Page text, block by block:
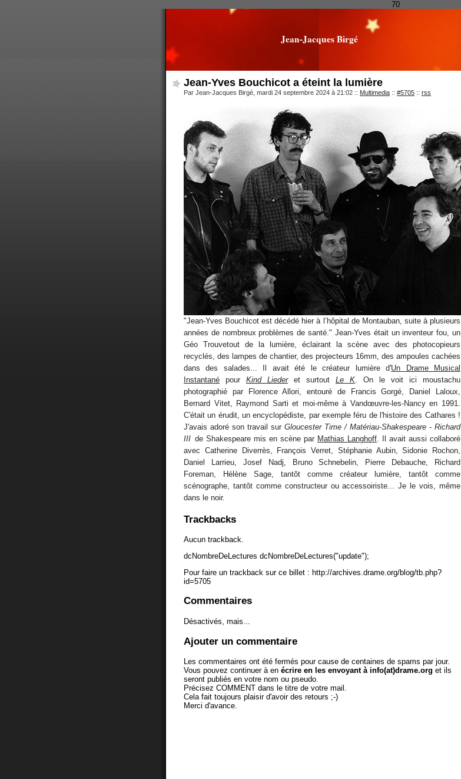
70
Jean-Jacques Birgé
Jean-Yves Bouchicot a éteint la lumière
Par Jean-Jacques Birgé, mardi 24 septembre 2024 à 21:02 :: Multimedia :: #5705 :: rss
"Jean-Yves Bouchicot est décédé hier à l’hôpital de Montauban, suite à plusieurs
années de nombreux problèmes de santé." Jean-Yves était un inventeur fou, un
Géo Trouvetout de la lumière, éclairant la scène avec des photocopieurs
recyclés, des lampes de chantier, des projecteurs 16mm, des ampoules cachées
dans des salades... Il avait été le créateur lumière d'Un Drame Musical
Instantané pour Kind Liederet surtout Le K . On le voit ici moustachu
photographié par Florence Allori, entouré de Francis Gorgé, Daniel Laloux,
Bernard Vitet, Raymond Sarti et moi-même à Vandœuvre-les-Nancy en 1991.
C'était un érudit, un encyclopédiste, par exemple féru de l'histoire des Cathares !
J'avais adoré son travail sur Gloucester Time / Matériau-Shakespeare - Richard
III de Shakespeare mis en scène par Mathias Langhoff . Il avait aussi collaboré
avec Catherine Diverrès, François Verret, Stéphanie Aubin, Sidonie Rochon,
Daniel Larrieu, Josef Nadj, Bruno Schnebelin, Pierre Debauche, Richard
Foreman, Hélène Sage, tantôt comme créateur lumière, tantôt comme
scénographe, tantôt comme constructeur ou accessoiriste... Je le vois, même
dans le noir.
Trackbacks
Aucun trackback.
dcNombreDeLectures dcNombreDeLectures("update");
Pour faire un trackback sur ce billet : http://archives.drame.org/blog/tb.php?
id=5705
Commentaires
Désactivés, mais...
Ajouter un commentaire
Les commentaires ont été fermés pour cause de centaines de spams par jour.
Vous pouvez continuer à en écrire en les envoyant à info(at)drame.org et ils
seront publiés en votre nom ou pseudo.
Précisez COMMENT dans le titre de votre mail.
Cela fait toujours plaisir d'avoir des retours ;-)
Merci d'avance.